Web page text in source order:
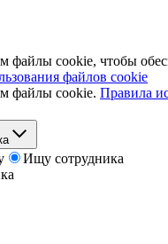
файлы cookie, чтобы
файлов cookie
файлы cookie. Правила
Ищу сотрудника